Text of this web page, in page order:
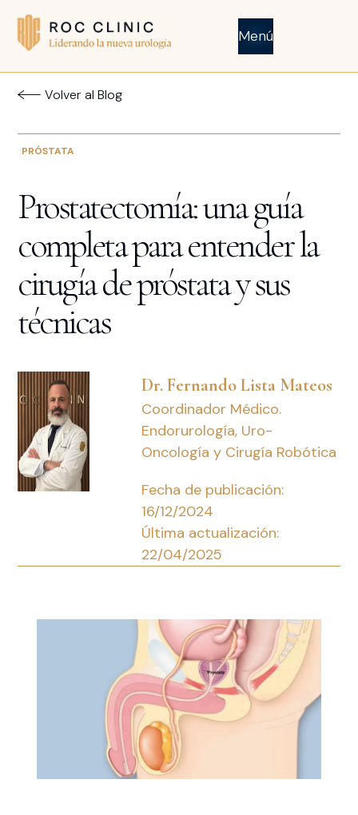
Menú
Volver al Blog
PRÓSTATA
Prostatectomía: una guía
completa para entender la
cirugía de próstata y sus
técnicas
Dr. Fernando Lista Mateos
Coordinador Médico.
Endorurología, Uro-
Oncología y Cirugía Robótica
Fecha de publicación:
16/12/2024
Última actualización:
22/04/2025